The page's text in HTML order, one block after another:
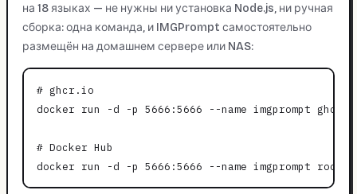
на 18 языках — не нужны ни установка Node.js, ни ручная
сборка: одна команда, и IMGPrompt самостоятельно
размещён на домашнем сервере или NAS:
# ghcr.io
docker run -d -p 5666:5666 --name imgprompt
# Docker Hub